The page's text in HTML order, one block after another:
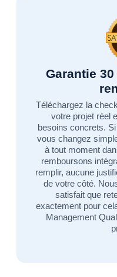
Garantie
Téléchargez la
votre projet réel
besoins concrets.
vous changez
à tout moment
remboursons
remplir, aucune
de votre côté.
satisfait que
exactement pour
Management